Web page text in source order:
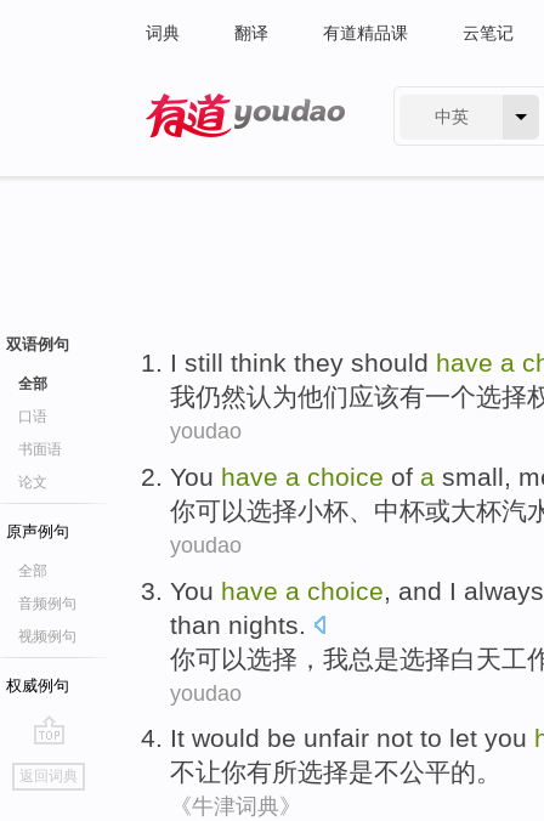
词典 翻译 有道精品课 云笔记
中英
双语例句
全部
口语
书面语
论文
原声例句
全部
音频例句
视频例句
权威例句
go
top
返回词典
I still think they should have a
我仍然认为他们应该有一个选择
youdao
You have a choice of a small,
你可以选择小杯、 中杯或大杯汽
youdao
You have a choice , and I always
than nights
你可以选择 ， 我总是选择白天工
youdao
It would be unfair not to let you
不让你有所选择是不公平的。
《牛津词典》